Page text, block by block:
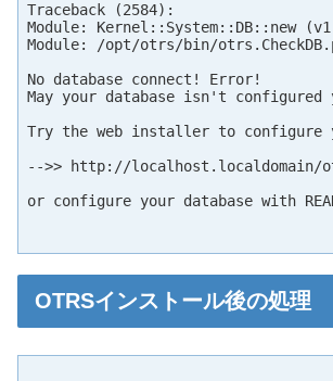
Traceback (2584):
Module: Kernel::System::DB::new
Module: /opt/otrs/bin/
No database connect! Error!
May your database isn't configured
Try the web installer to configure
-->> http://
or configure your database with
OTRSインストール後の処理